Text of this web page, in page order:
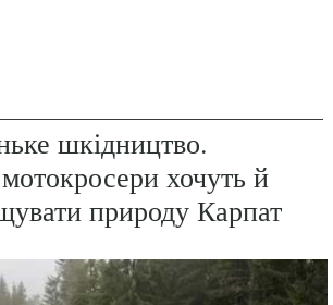
шкідництво.
хочуть й
природу Карпат